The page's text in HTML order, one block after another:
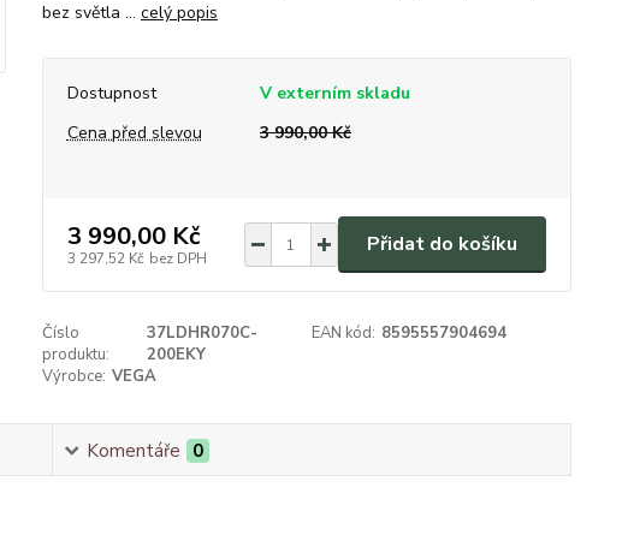
bez světla ... celý popis
Dostupnost
V externím skladu
Cena před slevou
3 990,00 Kč
3 990,00 Kč
3 297,52 Kč bez DPH
Přidat do košíku
Číslo
produktu:
37LDHR070C-
200EKY
EAN kód: 8595557904694
Výrobce: VEGA
Komentáře 0